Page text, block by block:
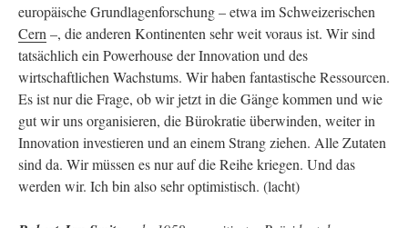
europäische Grundlagenforschung – etwa im Schweizerischen
Cern –, die anderen Kontinenten sehr weit voraus ist. Wir sind
tatsächlich ein Powerhouse der Innovation und des
wirtschaftlichen Wachstums. Wir haben fantastische Ressourcen.
Es ist nur die Frage, ob wir jetzt in die Gänge kommen und wie
gut wir uns organisieren, die Bürokratie überwinden, weiter in
Innovation investieren und an einem Strang ziehen. Alle Zutaten
sind da. Wir müssen es nur auf die Reihe kriegen. Und das
werden wir. Ich bin also sehr optimistisch. (lacht)